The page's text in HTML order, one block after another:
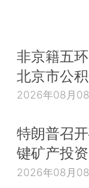
非京籍五
北京市公
2026年08月
特朗普召
键矿产投
2026年08月